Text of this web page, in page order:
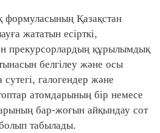
Қазақстан
жататын есірткі,
прекурсорлардың құрылымдық
белгілеу және осы
галогендер және
атомдарының бір немесе
бар-жоғын айқындау сот
табылады.